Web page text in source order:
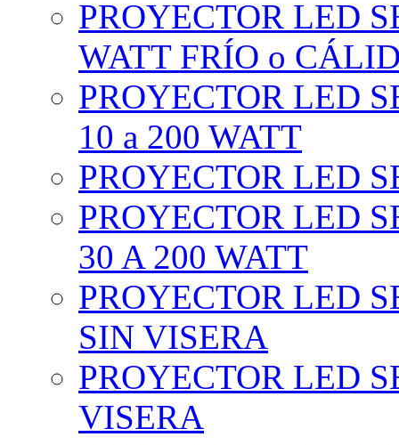
PROYECTOR LED
WATT FRÍO o
PROYECTOR LED
10 a 200 WATT
PROYECTOR LED
PROYECTOR LED
30 A 200 WATT
PROYECTOR LED
SIN VISERA
PROYECTOR LED
VISERA